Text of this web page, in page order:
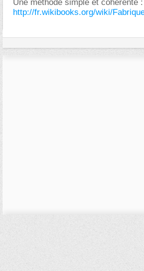
Une méthode simple et cohérente :
http://fr.wikibooks.org/wiki/